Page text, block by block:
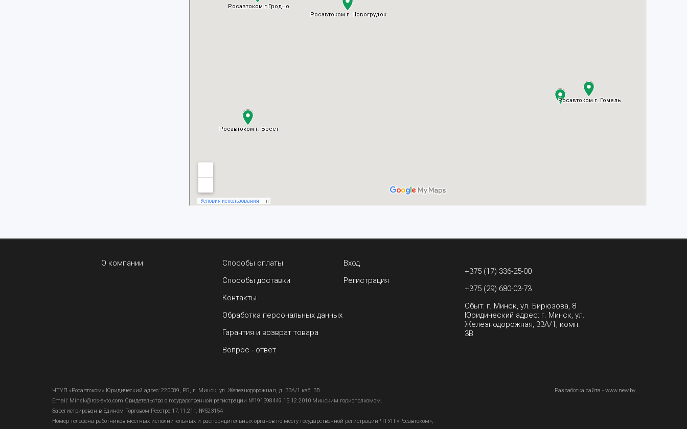
О компании
Способы оплаты
Способы доставки
Контакты
Обработка персональных данных
Гарантия и возврат товара
Вопрос - ответ
Вход
Регистрация
+375 (17) 336-25-00
+375 (29) 680-03-73
Сбыт: г. Минск, ул. Бирюзова, 8
Юридический адрес: г. Минск, ул.
Железнодорожная, 33А/1, комн.
3В
ЧТУП «Росавтоком» Юридический адрес: 220089, РБ, г. Минск, ул. Железнодорожная, д. 33А/1 каб. 3В.
Email: Minsk@ros-avto.com Свидетельство о государственной регистрации №191398449 15.12.2010 Минским горисполкомом.
Зарегистрирован в Едином Торговом Реестре 17.11.21г. №523154
Номер телефона работников местных исполнительных и распорядительных органов по месту государственной регистрации ЧТУП «Росавтоком»,
Разработка сайта - www.new.by